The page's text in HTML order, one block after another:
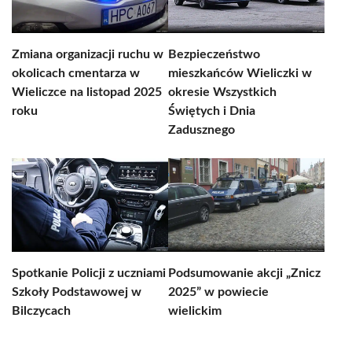
Zmiana organizacji ruchu w
okolicach cmentarza w
Wieliczce na listopad 2025
roku
Bezpieczeństwo
mieszkańców Wieliczki w
okresie Wszystkich
Świętych i Dnia
Zadusznego
Spotkanie Policji z uczniami
Szkoły Podstawowej w
Bilczycach
Podsumowanie akcji „Znicz
2025” w powiecie
wielickim